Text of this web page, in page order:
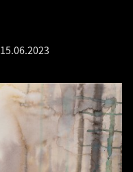
15.06.2023